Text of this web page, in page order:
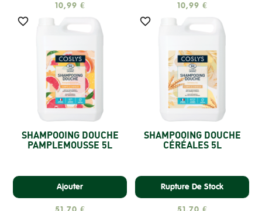
10,99 € 10,99 €

SHAMPOOING DOUCHE
PAMPLEMOUSSE 5L
Ajouter

SHAMPOOING DOUCHE
CÉRÉALES 5L
Rupture De Stock